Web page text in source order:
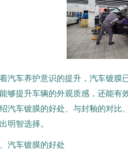
汽车养护意识的提升，汽车镀膜
够提升车辆的外观质感，还能有
汽车镀膜的好处、与封釉的对比
明智选择。
汽车镀膜的好处